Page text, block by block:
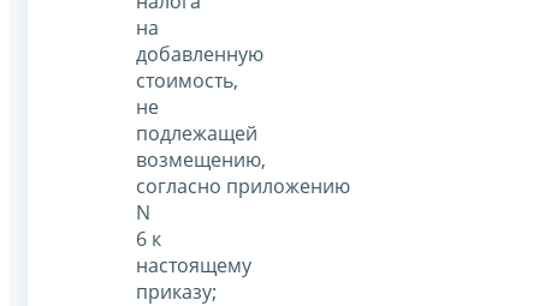
на
добавленную
стоимость,
не
подлежащей
возмещению,
согласно приложению
N
6 к
настоящему
приказу;